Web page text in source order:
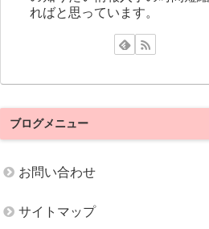
ればと思っています。
ブログメニュー
お問い合わせ
サイトマップ